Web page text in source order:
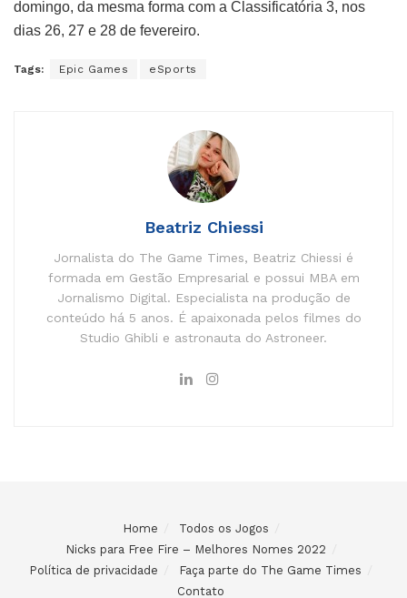
domingo, da mesma forma com a Classificatória 3, nos
dias 26, 27 e 28 de fevereiro.
Tags: Epic Games eSports
Beatriz Chiessi
Jornalista do The Game Times, Beatriz Chiessi é
formada em Gestão Empresarial e possui MBA em
Jornalismo Digital. Especialista na produção de
conteúdo há 5 anos. É apaixonada pelos filmes do
Studio Ghibli e astronauta do Astroneer.
Home
Todos os Jogos
Nicks para Free Fire – Melhores Nomes 2022
Política de privacidade
Faça parte do The Game Times
Contato